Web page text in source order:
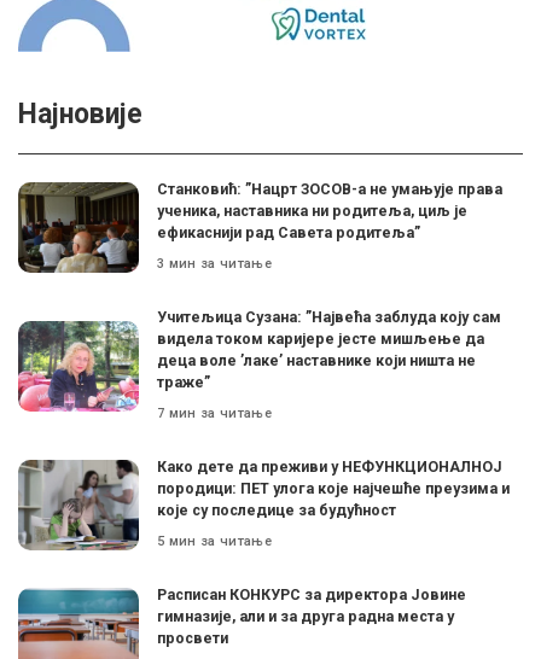
Најновије
Станковић: ”Нацрт ЗОСОВ-а не умањује права
ученика, наставника ни родитеља, циљ је
ефикаснији рад Савета родитеља”
3 мин за читање
Учитељица Сузана: ”Највећа заблуда коју сам
видела током каријере јесте мишљење да
деца воле ’лаке’ наставнике који ништа не
траже”
7 мин за читање
Како дете да преживи у НЕФУНКЦИОНАЛНОЈ
породици: ПЕТ улога које најчешће преузима и
које су последице за будућност
5 мин за читање
Расписан КОНКУРС за директора Јовине
гимназије, али и за друга радна места у
просвети